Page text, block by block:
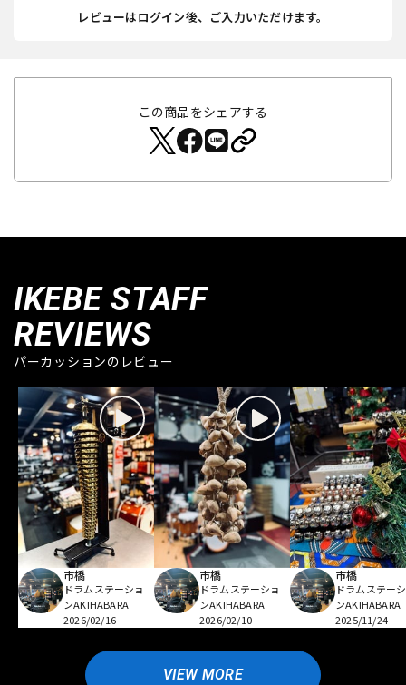
レビューはログイン後、ご入力いただけます。
この商品をシェアする
IKEBE STAFF
REVIEWS
パーカッションのレビュー
市橋
ドラムステーショ
ンAKIHABARA
2026/02/16
市橋
ドラムステーショ
ンAKIHABARA
2026/02/10
市橋
ドラムステー
ンAKIHABARA
2025/11/24
VIEW MORE